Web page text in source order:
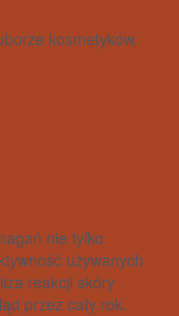
kosmetyków.
nie tylko
używanych
reakcji skóry
przez cały rok.